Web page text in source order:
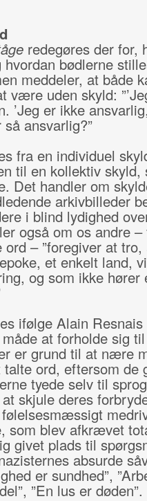
redegøres der for,
bødlerne
meddeler, at både
være uden skyld:
’Jeg er ikke
ansvarlig?”
fra en individuel
til en kollektiv skyld,
Det handler om
arkivbilleder
i blind lydighed
også om os andre
– ”foregiver at
et enkelt land,
og som ikke hører
ifølge Alain
at forholde sig
er grund til at nære
ord, eftersom de
tyede selv til
skjule deres
som blev afkrævet
givet plads til
absurde
er sundhed”,
”En lus er døden”.